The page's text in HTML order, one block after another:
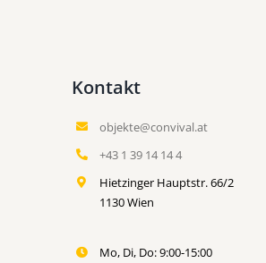
Kontakt
objekte@convival.at
+43 1 39 14 14 4
Hietzinger Hauptstr. 66/2
1130 Wien
Mo, Di, Do: 9:00-15:00